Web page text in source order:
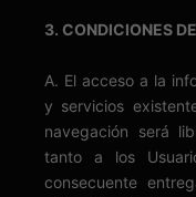
3. CONDICIONES
A. El acceso a la
y servicios
navegación será
tanto a los
consecuente